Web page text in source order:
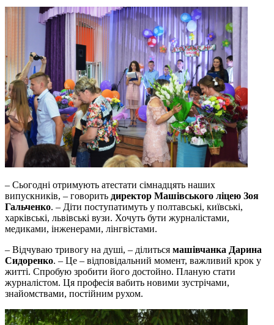
– Сьогодні отримують атестати сімнадцять наших
випускників, – говорить директор Машівського ліцею Зоя
Гальченко. – Діти поступатимуть у полтавські, київські,
харківські, львівські вузи. Хочуть бути журналістами,
медиками, інженерами, лінгвістами.
– Відчуваю тривогу на душі, – ділиться машівчанка Дарина
Сидоренко. – Це – відповідальний момент, важливий крок у
житті. Спробую зробити його достойно. Планую стати
журналістом. Ця професія вабить новими зустрічами,
знайомствами, постійним рухом.